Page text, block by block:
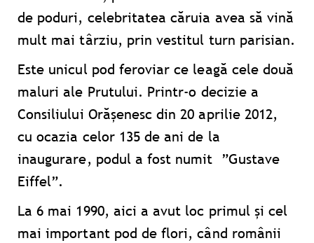
de poduri, celebritatea căruia avea să vină
mult mai târziu, prin vestitul turn parisian.
Este unicul pod feroviar ce leagă cele două
maluri ale Prutului. Printr-o decizie a
Consiliului Orășenesc din 20 aprilie 2012,
cu ocazia celor 135 de ani de la
inaugurare, podul a fost numit ”Gustave
Eiffel”.
La 6 mai 1990, aici a avut loc primul și cel
mai important pod de flori, când românii